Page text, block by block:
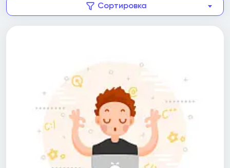
Сортировка